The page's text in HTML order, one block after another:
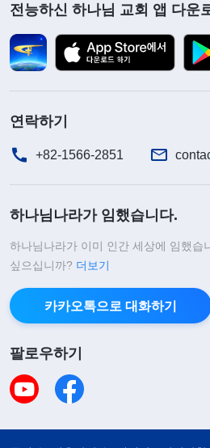
업하지 않은 아들, 그리고 아
가 죽으면 이 가정은 끝장이
것 같았습니다. 그래서 저는
없는 처지였습니다. 밤에 잠
소리 없이 눈물만 흘렸습니다
병을 얻었으며, 많은 빚까지
말로 밑 빠진 독에 물 붓기 격
니다. 그 문제는 아무리 생각
른 골목에 이르렀을 때, 저는
머니를 찾아가 하나님을 믿어
제가 아침 식사 가게를 연 지 2
는 제게 하나님의 말세 사역
전능하신 하나님 교회 앱 다운
연락하기
+82-1566-2851
하나님나라가 임했습니다.
하나님나라가 이미 인간 세상에 임했습
싶으십니까? 더보기
카카오톡으로 대화하기
팔로우하기